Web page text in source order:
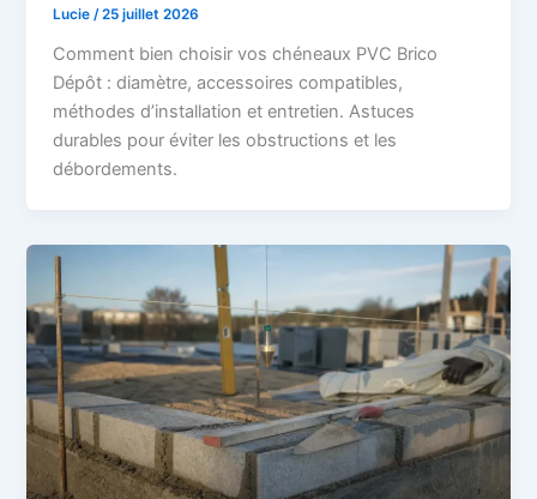
Lucie/25 juillet 2026
Comment bien choisir vos chéneaux PVC Brico
Dépôt : diamètre, accessoires compatibles,
méthodes d’installation et entretien. Astuces
durables pour éviter les obstructions et les
débordements.